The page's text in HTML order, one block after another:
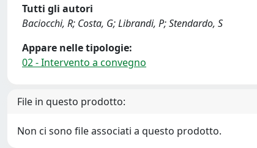
Tutti gli autori
Baciocchi, R; Costa, G; Librandi, P; Stendardo, S
Appare nelle tipologie:
02 - Intervento a convegno
File in questo prodotto:
Non ci sono file associati a questo prodotto.